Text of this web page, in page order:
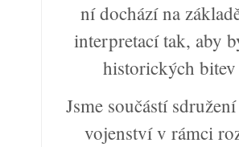
ní dochází na
interpretací tak, aby
historických
Jsme součástí
vojenství v rámci